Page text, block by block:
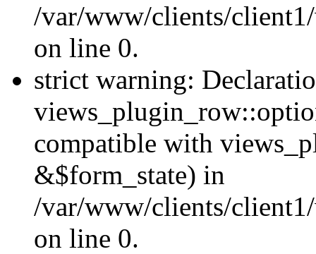
/var/www/clients/
on line 0.
strict warning:
compatible with
&$form_state) in
/var/www/clients/
on line 0.